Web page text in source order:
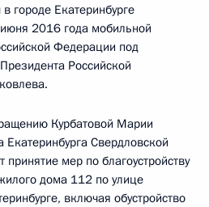
городе Екатеринбурге
2016 года мобильной
Федерации под
Российской
Курбатовой Марии
Свердловской
принятие мер по благоустройству
дома 112 по улице
включая обустройство